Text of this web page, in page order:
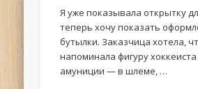
Я уже показывала открытку
теперь хочу показать
бутылки. Заказчица хотела,
напоминала фигуру хоккеиста
амуниции — в шлеме, …